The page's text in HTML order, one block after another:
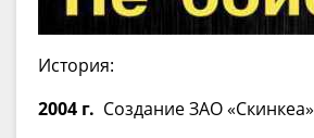
История:
2004 г. Создание ЗАО «Скинкеа»